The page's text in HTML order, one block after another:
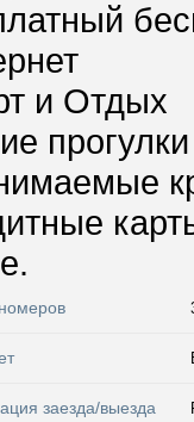
и Отдых
прогулки
заезда/выезда